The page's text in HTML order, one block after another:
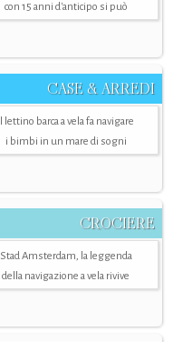
con 15 anni d'anticipo si può
CASE & ARREDI
Il lettino barca a vela fa navigare
i bimbi in un mare di sogni
CROCIERE
Stad Amsterdam, la leggenda
della navigazione a vela rivive